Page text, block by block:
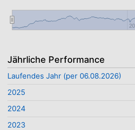
Jährliche Performance
Laufendes Jahr (per 06.08.2026)
2025
2024
2023